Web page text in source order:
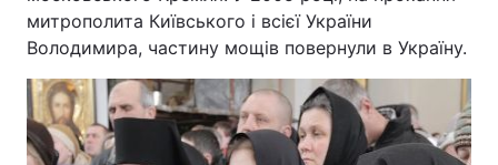
митрополита Київського і всієї України
Володимира, частину мощів повернули в Україну.